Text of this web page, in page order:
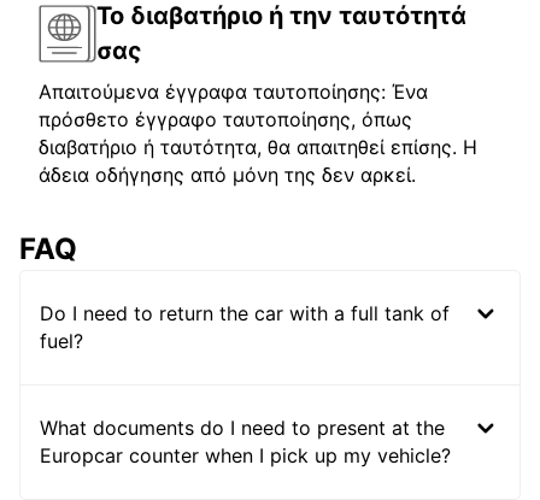
Το διαβατήριο ή την ταυτότητά
σας
Απαιτούμενα έγγραφα ταυτοποίησης: Ένα
πρόσθετο έγγραφο ταυτοποίησης, όπως
διαβατήριο ή ταυτότητα, θα απαιτηθεί επίσης. Η
άδεια οδήγησης από μόνη της δεν αρκεί.
FAQ
Do I need to return the car with a full tank of
fuel?
What documents do I need to present at the
Europcar counter when I pick up my vehicle?